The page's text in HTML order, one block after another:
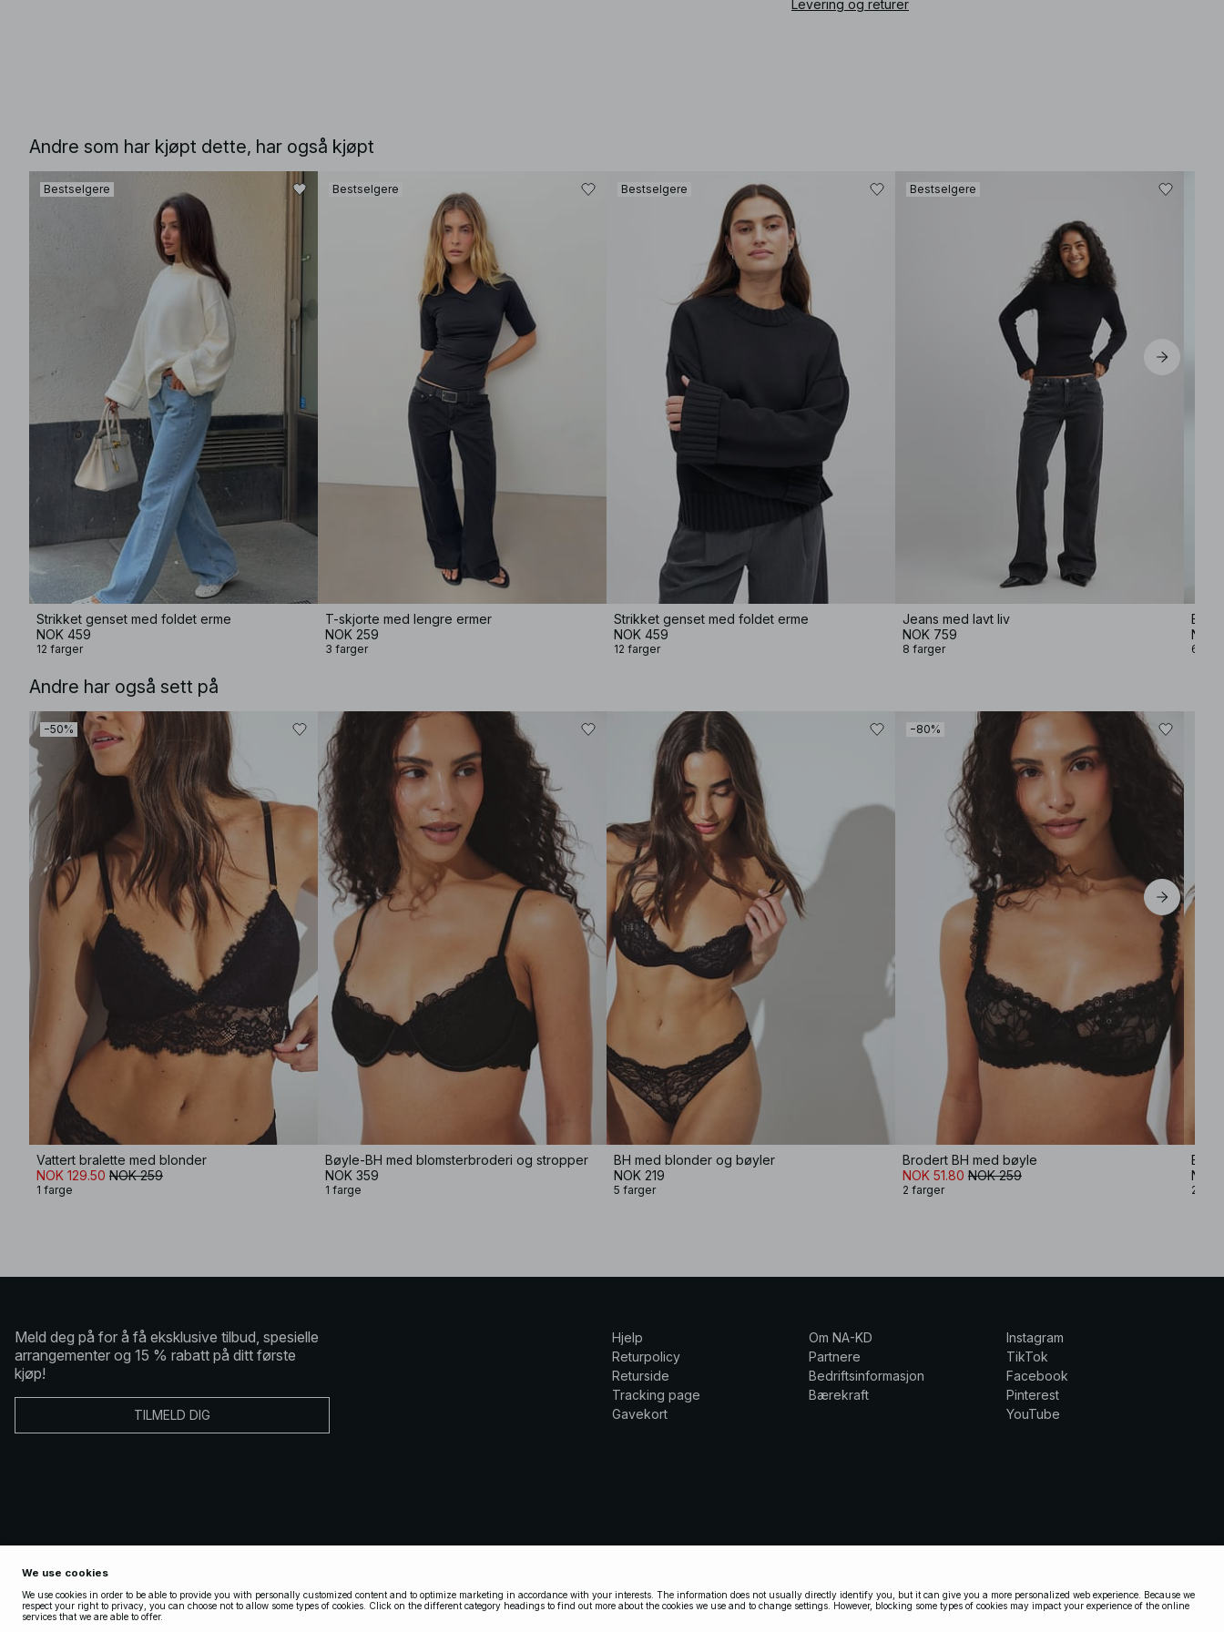
Levering og returer
Andre som har kjøpt dette, har også kjøpt
Bestselgere
Strikket genset med foldet erme
NOK 459
12 farger
Bestselgere
T-skjorte med lengre ermer
NOK 259
3 farger
Bestselgere
Strikket genset med foldet erme
NOK 459
12 farger
Bestselgere
Jeans med lavt liv
NOK 759
8 farger
NOK
6
Andre har også sett på
−50%
Vattert bralette med blonder
NOK 129.50 NOK 259
1 farge
Bøyle-BH med blomsterbroderi og stropper
NOK 359
1 farge
BH med blonder og bøyler
NOK 219
5 farger
−80%
Brodert BH med bøyle
NOK 51.80 NOK 259
2 farger
NOK
2
Meld deg på for å få eksklusive tilbud, spesielle
arrangementer og 15 % rabatt på ditt første
kjøp!
TILMELD DIG
Hjelp
Returpolicy
Returside
Tracking page
Gavekort
Om NA-KD
Partnere
Bedriftsinformasjon
Bærekraft
Instagram
TikTok
Facebook
Pinterest
YouTube